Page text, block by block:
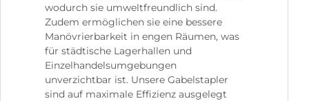
wodurch sie umweltfreundlich sind.
Zudem ermöglichen sie eine bessere
Manövrierbarkeit in engen Räumen, was
für städtische Lagerhallen und
Einzelhandelsumgebungen
unverzichtbar ist. Unsere Gabelstapler
sind auf maximale Effizienz ausgelegt